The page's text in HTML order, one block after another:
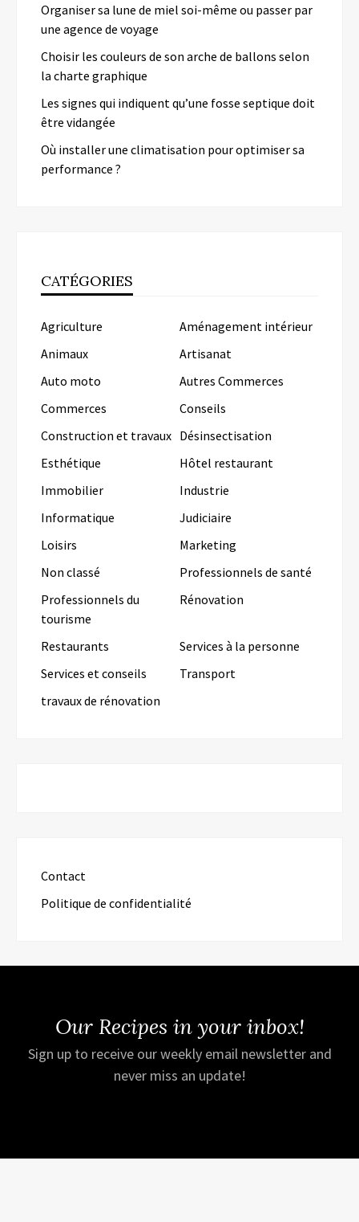
Organiser sa lune de miel soi-même ou passer par
une agence de voyage
Choisir les couleurs de son arche de ballons selon
la charte graphique
Les signes qui indiquent qu’une fosse septique doit
être vidangée
Où installer une climatisation pour optimiser sa
performance ?
CATÉGORIES
Agriculture
Aménagement intérieur
Animaux
Artisanat
Auto moto
Autres Commerces
Commerces
Conseils
Construction et travaux Désinsectisation
Esthétique
Hôtel restaurant
Immobilier
Industrie
Informatique
Judiciaire
Loisirs
Marketing
Non classé
Professionnels de santé
Professionnels du
tourisme
Rénovation
Restaurants
Services à la personne
Services et conseils
Transport
travaux de rénovation
Contact
Politique de confidentialité
Our Recipes in your inbox!
Sign up to receive our weekly email newsletter and
never miss an update!